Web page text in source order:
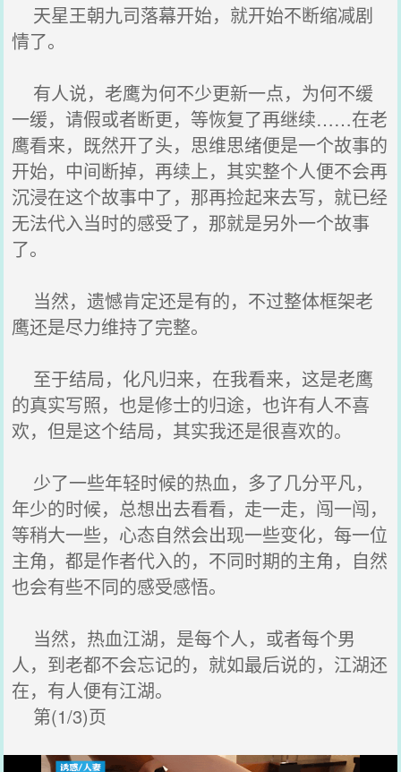
天星王朝九司落幕开始，就开始不断缩减剧
情了。
有人说，老鹰为何不少更新一点，为何不缓
一缓，请假或者断更，等恢复了再继续……在老
鹰看来，既然开了头，思维思绪便是一个故事的
开始，中间断掉，再续上，其实整个人便不会再
沉浸在这个故事中了，那再捡起来去写，就已经
无法代入当时的感受了，那就是另外一个故事
了。
当然，遗憾肯定还是有的，不过整体框架老
鹰还是尽力维持了完整。
至于结局，化凡归来，在我看来，这是老鹰
的真实写照，也是修士的归途，也许有人不喜
欢，但是这个结局，其实我还是很喜欢的。
少了一些年轻时候的热血，多了几分平凡，
年少的时候，总想出去看看，走一走，闯一闯，
等稍大一些，心态自然会出现一些变化，每一位
主角，都是作者代入的，不同时期的主角，自然
也会有些不同的感受感悟。
当然，热血江湖，是每个人，或者每个男
人，到老都不会忘记的，就如最后说的，江湖还
在，有人便有江湖。
第(1/3)页